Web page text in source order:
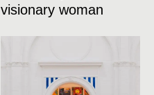
visionary woman